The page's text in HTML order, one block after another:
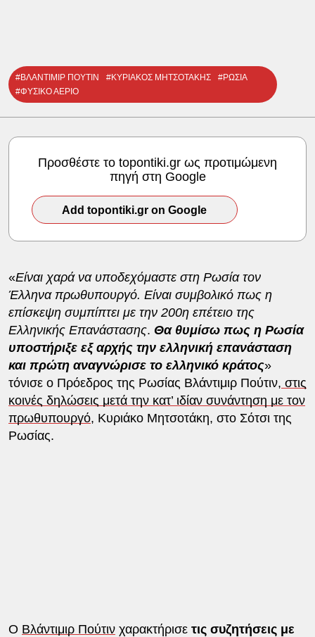
#ΒΛΑΝΤΙΜΙΡ ΠΟΥΤΙΝ #ΚΥΡΙΑΚΟΣ ΜΗΤΣΟΤΑΚΗΣ
#ΡΩΣΙΑ
#ΦΥΣΙΚΟ ΑΕΡΙΟ
Προσθέστε το topontiki.gr ως προτιμώμενη
πηγή στη Google
Add topontiki.gr on Google
«Είναι χαρά να υποδεχόμαστε στη Ρωσία τον
Έλληνα πρωθυπουργό. Είναι συμβολικό πως η
επίσκεψη συμπίπτει με την 200η επέτειο της
Ελληνικής Επανάστασης. Θα θυμίσω πως η Ρωσία
υποστήριξε εξ αρχής την ελληνική επανάσταση
και πρώτη αναγνώρισε το ελληνικό κράτος»
τόνισε ο Πρόεδρος της Ρωσίας Βλάντιμιρ Πούτιν, στις
κοινές δηλώσεις μετά την κατ’ ιδίαν συνάντηση με τον
πρωθυπουργό, Κυριάκο Μητσοτάκη, στο Σότσι της
Ρωσίας.
Ο Βλάντιμιρ Πούτινχαρακτήρισε τις συζητήσεις με